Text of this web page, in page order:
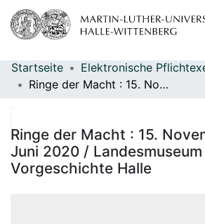
Bereiche & Sammlungen
Statistiken
Startseite
Ringe der Macht : 15. November 2019-1. Juni 2020 / Landesmuseum für Vorgeschichte Halle
Ringe der Macht : 15.
Juni 2020 /
Vorgeschichte Halle